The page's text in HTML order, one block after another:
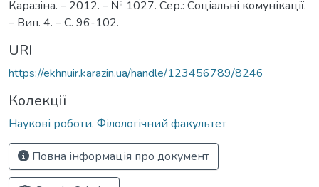
Каразiна. – 2012. – № 1027. Сер.: Соціальні комунікації.
– Вип. 4. – С. 96-102.
URI
https://ekhnuir.karazin.ua/handle/123456789/8246
Колекції
Наукові роботи. Філологічний факультет
Повна інформація про документ